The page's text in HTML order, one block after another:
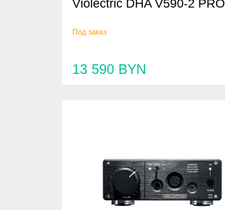
Violectric DHA V590-2 PRO
Под заказ
13 590 BYN